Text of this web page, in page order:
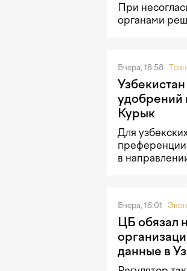
При
органами
Вчера, 18:58
удобрений
Курык
Для
преференции
в
Вчера, 18:01
ЦБ обязал
данные в